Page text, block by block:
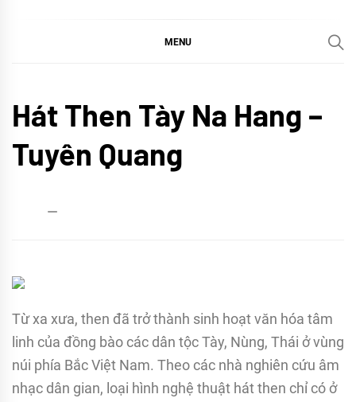
MENU
phá
TỨC
Hát Then Tày Na Hang –
Tuyên Quang
admin
Từ xa xưa, then đã trở thành sinh hoạt văn hóa tâm
linh của đồng bào các dân tộc Tày, Nùng, Thái ở vùng
núi phía Bắc Việt Nam. Theo các nhà nghiên cứu âm
nhạc dân gian, loại hình nghệ thuật hát then chỉ có ở